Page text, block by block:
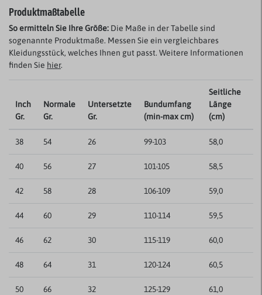
Produktmaßtabelle
So ermitteln Sie Ihre Größe: Die Maße in der Tabelle sind
sogenannte Produktmaße. Messen Sie ein vergleichbares
Kleidungsstück, welches Ihnen gut passt. Weitere Informationen
finden Sie hier.
Inch
Gr.
Normale
Gr.
Untersetzte
Gr.
Bundumfang
(min-max cm)
Seitliche
Länge
(cm)
38 54 26 99-103 58,0
40 56 27 101-105 58,5
42 58 28 106-109 59,0
44 60 29 110-114 59,5
46 62 30 115-119 60,0
48 64 31 120-124 60,5
50 66 32 125-129 61,0